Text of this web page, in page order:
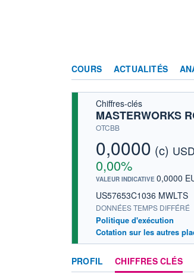
COURS ACTUALITÉS
Chiffres-clés
MASTERWORKS
OTCBB
0,0000 (c) USD
0,00%
VALEUR INDICATIVE 0,0000
US57653C1036 MWLTS
DONNÉES TEMPS DIFFÉRÉ
Politique d'exécution
Cotation sur les autres
PROFIL CHIFFRES CLÉS